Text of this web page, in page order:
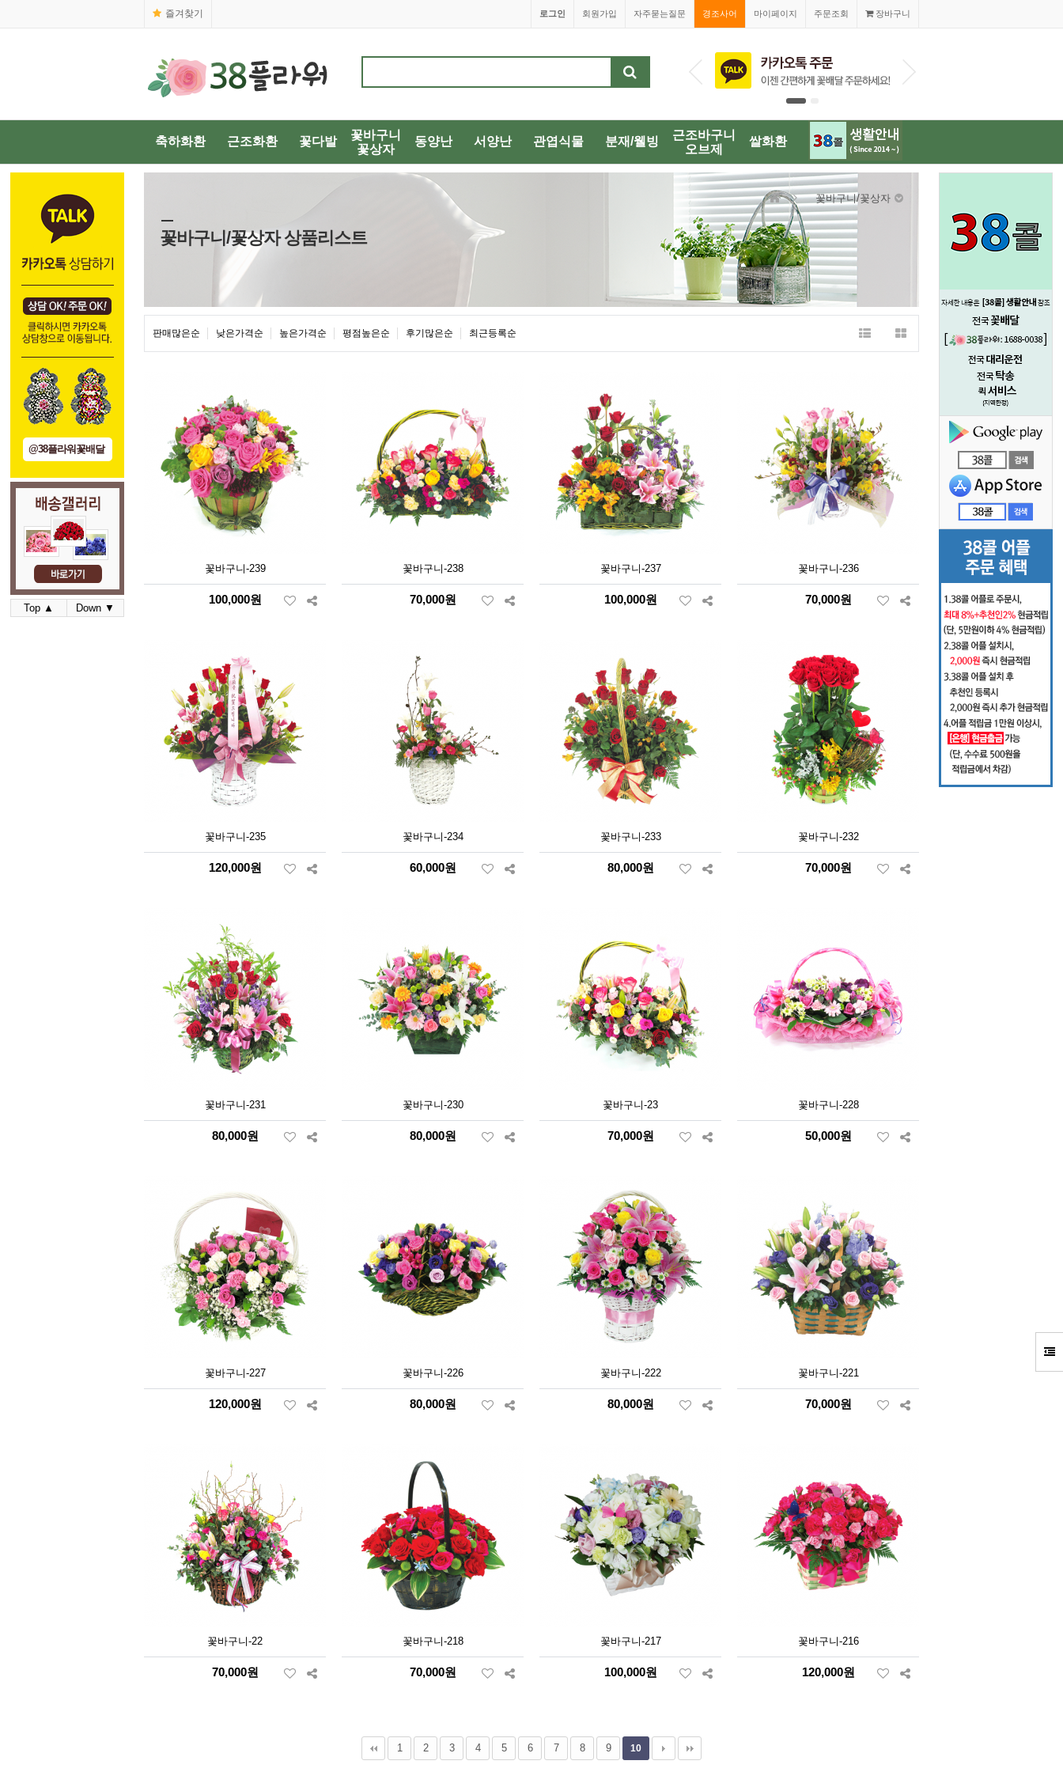
즐겨찾기 장바구니
주문조회
마이페이지
경조사어
자주묻는질문
회원가입
로그인
1688-0038
축하화환 근조화환 꽃다발
꽃바구니
꽃상자
동양난 서양난 관엽식물 분재/웰빙
근조바구니
오브제
쌀화환
@38플라워꽃배달
Top ▲ Down ▼
꽃바구니/꽃상자 상품리스트
꽃바구니/꽃상자
판매많은순 낮은가격순 높은가격순 평점높은순 후기많은순 최근등록순
꽃바구니-239
100,000원
꽃바구니-238
70,000원
꽃바구니-237
100,000원
꽃바구니-236
70,000원
꽃바구니-235
120,000원
꽃바구니-234
60,000원
꽃바구니-233
80,000원
꽃바구니-232
70,000원
꽃바구니-231
80,000원
꽃바구니-230
80,000원
꽃바구니-23
70,000원
꽃바구니-228
50,000원
꽃바구니-227
120,000원
꽃바구니-226
80,000원
꽃바구니-222
80,000원
꽃바구니-221
70,000원
꽃바구니-22
70,000원
꽃바구니-218
70,000원
꽃바구니-217
100,000원
꽃바구니-216
120,000원
1 2 3 4 5 6 7 8 9 10